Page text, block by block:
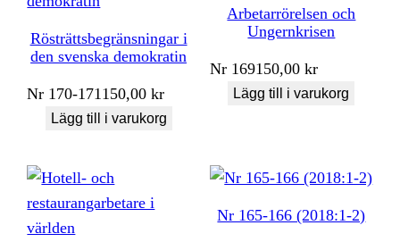
Rösträttsbegränsningar i
den svenska demokratin
Nr 170-171150,00kr
Lägg till i varukorg
Arbetarrörelsen och
Ungernkrisen
Nr 169150,00kr
Lägg till i varukorg
Nr 165-166 (2018:1-2)